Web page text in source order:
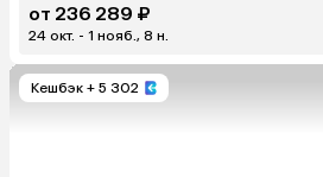
от 236 289 ₽
24 окт. - 1 нояб., 8 н.
Кешбэк + 5 302